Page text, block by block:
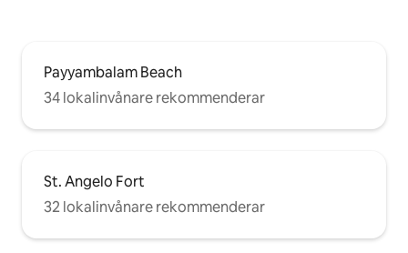
Payyambalam Beach
34 lokalinvånare rekommenderar
St. Angelo Fort
32 lokalinvånare rekommenderar